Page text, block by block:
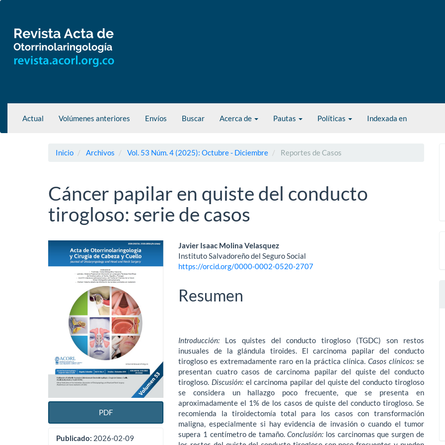
principal
Barra
lateral
Actual Volúmenes anteriores Envíos Buscar Acerca de Pautas Políticas Indexada en
Inicio Archivos Vol. 53 Núm. 4 (2025): Octubre - Diciembre Reportes de Casos
Cáncer papilar en quiste del conducto
tirogloso: serie de casos
Barra
lateral
artículo
PDF
Publicado: 2026-02-09
Contenido
principal
artículo
Javier Isaac Molina Velasquez
Instituto Salvadoreño del Seguro Social
https://orcid.org/0000-0002-0520-2707
Resumen
Introducción: Los quistes del conducto tirogloso (TGDC) son restos
inusuales de la glándula tiroides. El carcinoma papilar del conducto
tirogloso es extremadamente raro en la práctica clínica. Casos clínicos: se
presentan cuatro casos de carcinoma papilar del quiste del conducto
tirogloso. Discusión: el carcinoma papilar del quiste del conducto tirogloso
se considera un hallazgo poco frecuente, que se presenta en
aproximadamente el 1% de los casos de quiste del conducto tirogloso. Se
recomien­da la tiroidectomía total para los casos con transformación
maligna, especialmente si hay evidencia de invasión o cuando el tumor
supera 1 centímetro de tamaño.Conclusión: los carcinomas que surgen de